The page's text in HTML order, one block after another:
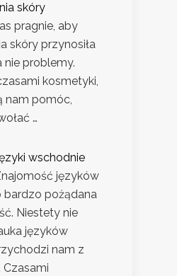
skóry
pragnie, aby
skóry przynosiła
nie problemy.
kosmetyki,
nam pomóc,
…
wschodnie
języków
pożądana
Niestety nie
języków
nam z
Czasami